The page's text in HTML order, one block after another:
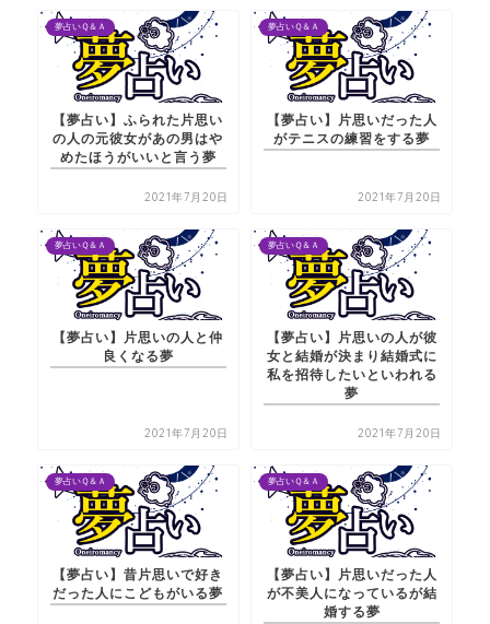
夢占いＱ＆Ａ
【夢占い】ふられた片思い
の人の元彼女があの男はや
めたほうがいいと言う夢
2021年7月20日
夢占いＱ＆Ａ
【夢占い】片思いだった人
がテニスの練習をする夢
2021年7月20日
夢占いＱ＆Ａ
【夢占い】片思いの人と仲
良くなる夢
2021年7月20日
夢占いＱ＆Ａ
【夢占い】片思いの人が彼
女と結婚が決まり結婚式に
私を招待したいといわれる
夢
2021年7月20日
夢占いＱ＆Ａ
【夢占い】昔片思いで好き
だった人にこどもがいる夢
夢占いＱ＆Ａ
【夢占い】片思いだった人
が不美人になっているが結
婚する夢